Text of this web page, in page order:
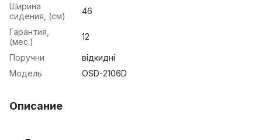
Ширина
сидения, (см)
46
Гарантия,
(мес.)
12
Поручни
відкидні
Модель
OSD-2106D
Описание